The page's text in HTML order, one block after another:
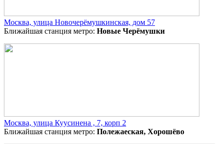
Москва, улица Новочерёмушкинская, дом 57
Ближайшая станция метро: Новые Черёмушки
Москва, улица Куусинена , 7, корп 2
Ближайшая станция метро: Полежаеская, Хорошёво